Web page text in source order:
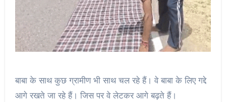
बाबा के साथ कुछ ग्रामीण भी साथ चल रहे हैं। वे बाबा के लिए गद्दे
आगे रखते जा रहे हैं। जिस पर वे लेटकर आगे बढ़ते हैं।